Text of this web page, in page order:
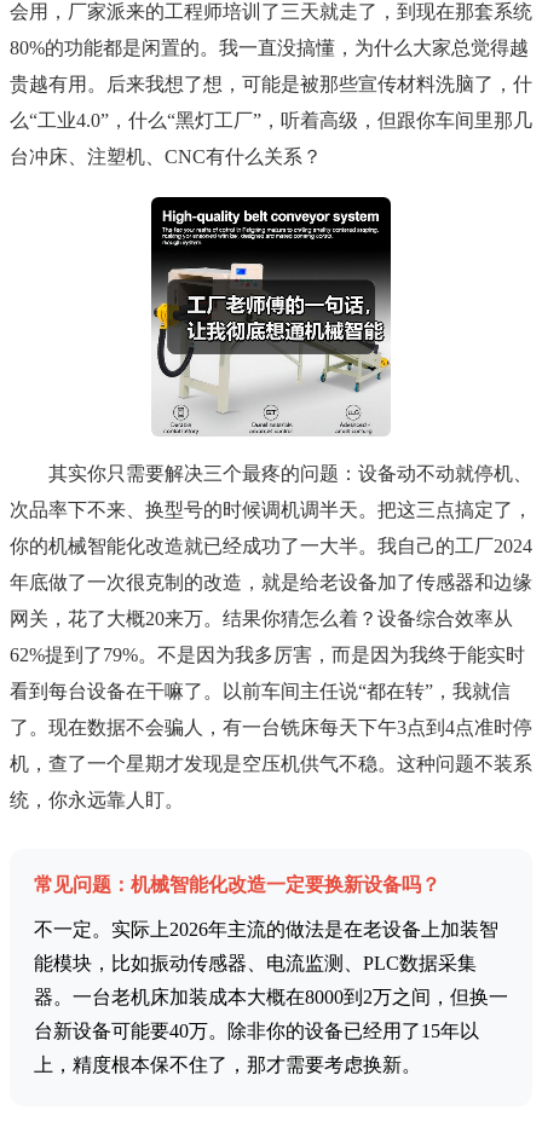
会用，厂家派来的工程师培训了三天就走了，到现在那套系统
80%的功能都是闲置的。我一直没搞懂，为什么大家总觉得越
贵越有用。后来我想了想，可能是被那些宣传材料洗脑了，什
么“工业4.0”，什么“黑灯工厂”，听着高级，但跟你车间里那几
台冲床、注塑机、CNC有什么关系？
其实你只需要解决三个最疼的问题：设备动不动就停机、
次品率下不来、换型号的时候调机调半天。把这三点搞定了，
你的机械智能化改造就已经成功了一大半。我自己的工厂2024
年底做了一次很克制的改造，就是给老设备加了传感器和边缘
网关，花了大概20来万。结果你猜怎么着？设备综合效率从
62%提到了79%。不是因为我多厉害，而是因为我终于能实时
看到每台设备在干嘛了。以前车间主任说“都在转”，我就信
了。现在数据不会骗人，有一台铣床每天下午3点到4点准时停
机，查了一个星期才发现是空压机供气不稳。这种问题不装系
统，你永远靠人盯。
常见问题：机械智能化改造一定要换新设备吗？
不一定。实际上2026年主流的做法是在老设备上加装智
能模块，比如振动传感器、电流监测、PLC数据采集
器。一台老机床加装成本大概在8000到2万之间，但换一
台新设备可能要40万。除非你的设备已经用了15年以
上，精度根本保不住了，那才需要考虑换新。